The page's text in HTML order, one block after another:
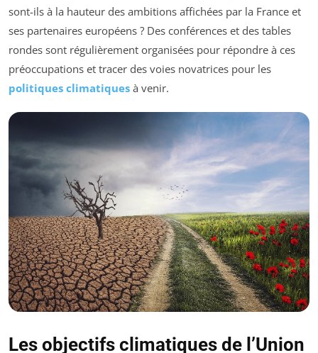
sont-ils à la hauteur des ambitions affichées par la France et
ses partenaires européens ? Des conférences et des tables
rondes sont régulièrement organisées pour répondre à ces
préoccupations et tracer des voies novatrices pour les
politiques climatiques à venir.
Les objectifs climatiques de l’Union